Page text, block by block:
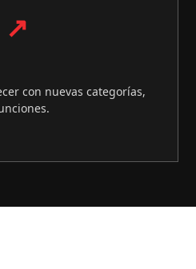
↗
con nuevas categorías,